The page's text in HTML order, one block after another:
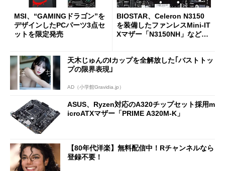
MSI、“GAMINGドラゴン”を
デザインしたPCパーツ3点セ
ットを限定発売
BIOSTAR、Celeron N3150
を装備したファンレスMini-IT
Xマザー「N3150NH」など2
天木じゅんのIカップを全解放した｢バストトッ
プの限界表現｣
AD（小学館Gravidia.jp）
ASUS、Ryzen対応のA320チップセット採用m
icroATXマザー「PRIME A320M-K」
【80年代洋楽】無料配信中！Rチャンネルなら
登録不要！